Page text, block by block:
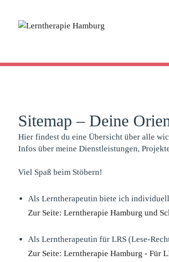
Sitemap – Deine
Hier findest du eine Übersicht über alle
Infos über meine Dienstleistungen,
Viel Spaß beim Stöbern!
Als Lerntherapeutin biete ich
Zur Seite: Lerntherapie Hamburg und
Als Lerntherapeutin für LRS (Lese-
Zur Seite: Lerntherapie Hamburg - Für